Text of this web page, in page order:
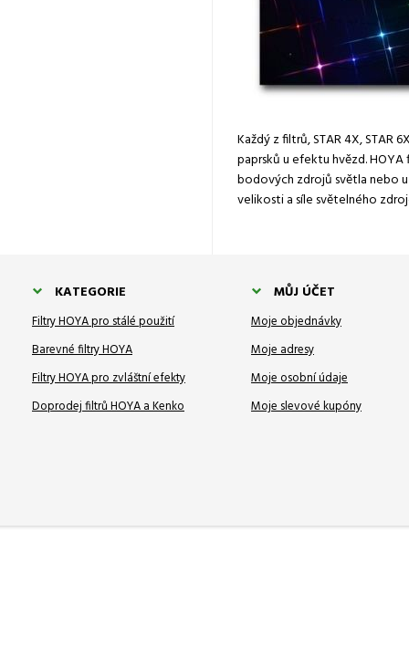
Každý z filtrů, STAR 4X,
paprsků u efektu hvězd.
bodových zdrojů světla nebo
velikosti a síle světelného
KATEGORIE
Filtry HOYA pro stálé použití
Barevné filtry HOYA
Filtry HOYA pro zvláštní efekty
Doprodej filtrů HOYA a Kenko
MŮJ ÚČET
Moje objednávky
Moje adresy
Moje osobní údaje
Moje slevové kupóny